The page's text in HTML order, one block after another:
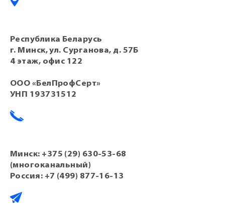
Республика Беларусь
г. Минск, ул. Сурганова, д. 57Б
4 этаж, офис 122
ООО «БелПрофСерт»
УНП 193731512
Минск: +375 (29) 630-53-68
(многоканальный)
Россия: +7 (499) 877-16-13